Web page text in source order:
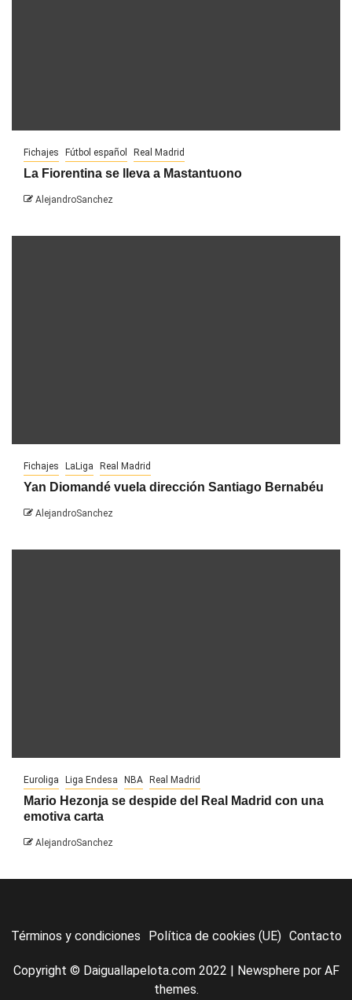
Fichajes Fútbol español Real Madrid
La Fiorentina se lleva a Mastantuono
AlejandroSanchez
Fichajes LaLiga Real Madrid
Yan Diomandé vuela dirección Santiago Bernabéu
AlejandroSanchez
Euroliga Liga Endesa NBA Real Madrid
Mario Hezonja se despide del Real Madrid con una
emotiva carta
AlejandroSanchez
Términos y condiciones Política de cookies (UE) Contacto
Copyright © Daiguallapelota.com 2022 Newspherepor AF
themes.